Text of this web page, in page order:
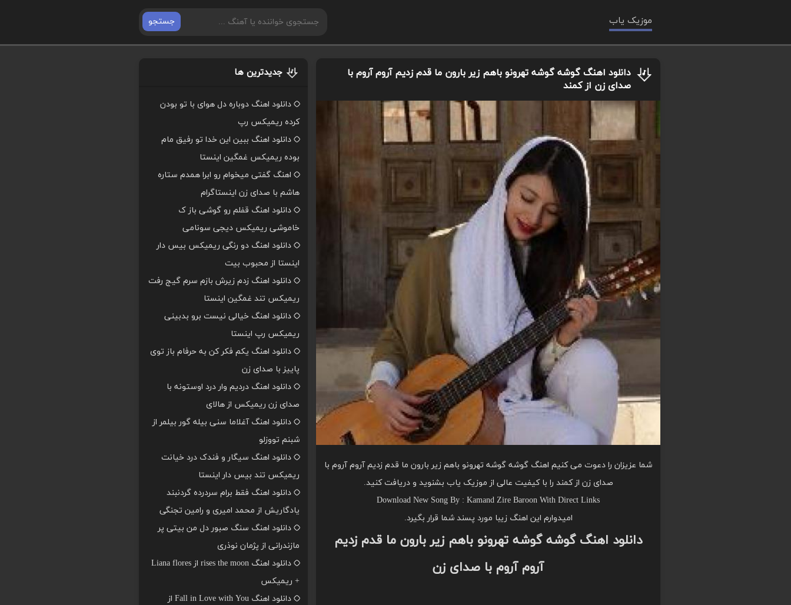
موزیک یاب جستجو
دانلود اهنگ گوشه گوشه تهرونو باهم زیر بارون ما قدم زدیم آروم آروم با
صدای زن از کمند
شما عزیزان را دعوت می کنیم اهنگ گوشه گوشه تهرونو باهم زیر بارون ما قدم زدیم آروم آروم با
صدای زن از کمند را با کیفیت عالی از موزیک یاب بشنوید و دریافت کنید.
Download New Song By : Kamand Zire Baroon With Direct Links
امیدوارم این اهنگ زیبا مورد پسند شما قرار بگیرد.
دانلود اهنگ گوشه گوشه تهرونو باهم زیر بارون ما قدم زدیم
آروم آروم با صدای زن
جدیدترین ها
دانلود اهنگ دوباره دل هوای با تو بودن
کرده ریمیکس رپ
دانلود اهنگ ببین این خدا تو رفیق مام
بوده ریمیکس غمگین اینستا
اهنگ گفتی میخوام رو ابرا همدم ستاره
هاشم با صدای زن اینستاگرام
دانلود اهنگ قفلم رو گوشی باز ک
خاموشی ریمیکس دیجی سونامی
دانلود اهنگ دو رنگی ریمیکس بیس دار
اینستا از محبوب بیت
دانلود اهنگ زدم زیرش بازم سرم گیج رفت
ریمیکس تند غمگین اینستا
دانلود اهنگ خیالی نیست برو بدبینی
ریمیکس رپ اینستا
دانلود اهنگ یکم فکر کن به حرفام باز توی
پاییز با صدای زن
دانلود اهنگ دردیم وار درد اوستونه با
صدای زن ریمیکس از هالای
دانلود اهنگ آغلاما سنی بیله گور بیلمر از
شبنم تووزلو
دانلود اهنگ سیگار و فندک درد خیانت
ریمیکس تند بیس دار اینستا
دانلود اهنگ فقط برام سردرده گردنبند
یادگاریش از محمد امیری و رامین تجنگی
دانلود اهنگ سنگ صبور دل من بیتی پر
مازندرانی از پژمان نوذری
دانلود اهنگ rises the moon از Liana flores
+ ریمیکس
دانلود اهنگ Fall in Love with You از